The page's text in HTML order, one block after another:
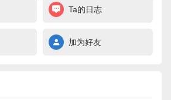
Ta的日志
加为好友